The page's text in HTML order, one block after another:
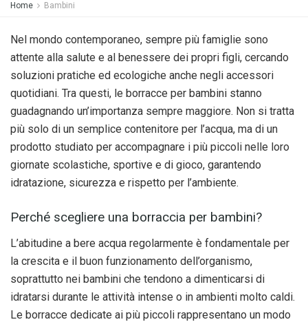
Home Bambini
Nel mondo contemporaneo, sempre più famiglie sono
attente alla salute e al benessere dei propri figli, cercando
soluzioni pratiche ed ecologiche anche negli accessori
quotidiani. Tra questi, le borracce per bambini stanno
guadagnando un’importanza sempre maggiore. Non si tratta
più solo di un semplice contenitore per l’acqua, ma di un
prodotto studiato per accompagnare i più piccoli nelle loro
giornate scolastiche, sportive e di gioco, garantendo
idratazione, sicurezza e rispetto per l’ambiente.
Perché scegliere una borraccia per bambini?
L’abitudine a bere acqua regolarmente è fondamentale per
la crescita e il buon funzionamento dell’organismo,
soprattutto nei bambini che tendono a dimenticarsi di
idratarsi durante le attività intense o in ambienti molto caldi.
Le borracce dedicate ai più piccoli rappresentano un modo